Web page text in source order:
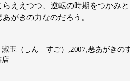
らええつつ、逆転の時期をつかみ
あがきの力なのだろう。
玉（しん すご）,2007,悪あがきの
店